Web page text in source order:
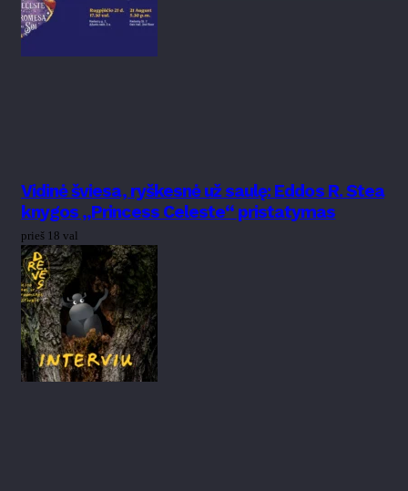
Vidinė šviesa, ryškesnė už saulę: Eddos R. Stea
knygos „Princess Celeste“ pristatymas
prieš 18 val